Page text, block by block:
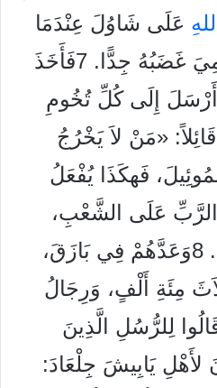
الله ِ عَلَى شَاوُلَ عِنْدَمَا
سَمِعَ هذَا الْكَلاَمَ وَحَمِيَ غَضَبُهُ جِدًّا. 7فَأَخَذَ
إِلَى كُلِّ تُخُومِ
«مَنْ لاَ يَخْرُجُ
فَهكَذَا يُفْعَلُ
عَلَى الشَّعْبِ،
فَخَرَجُوا كَرَجُل وَاحِدٍ. 8وَعَدَّهُمْ فِي بَازَقَ،
مِئَةِ أَلْفٍ، وَرِجَالُ
ثَلاَثِينَ أَلْفًا. 9وَقَالُوا لِلرُّسُلِ الَّذِينَ
لأَهْلِ يَابِيشَ جِلْعَادَ: